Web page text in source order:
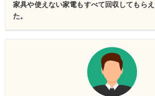
家具や使えない家電もすべて回収してもら
た。